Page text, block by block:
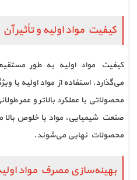
کیفیت مواد اولیه و تأثیر
کیفیت مواد اولیه به طور
می‌گذارد. استفاده از مواد اولیه با
محصولاتی با عملکرد بالاتر و عمر
صنعت شیمیایی، مواد با خلوص
محصولات نهایی می‌شوند.
بهینه‌سازی مصرف مواد